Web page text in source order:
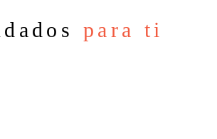
para ti